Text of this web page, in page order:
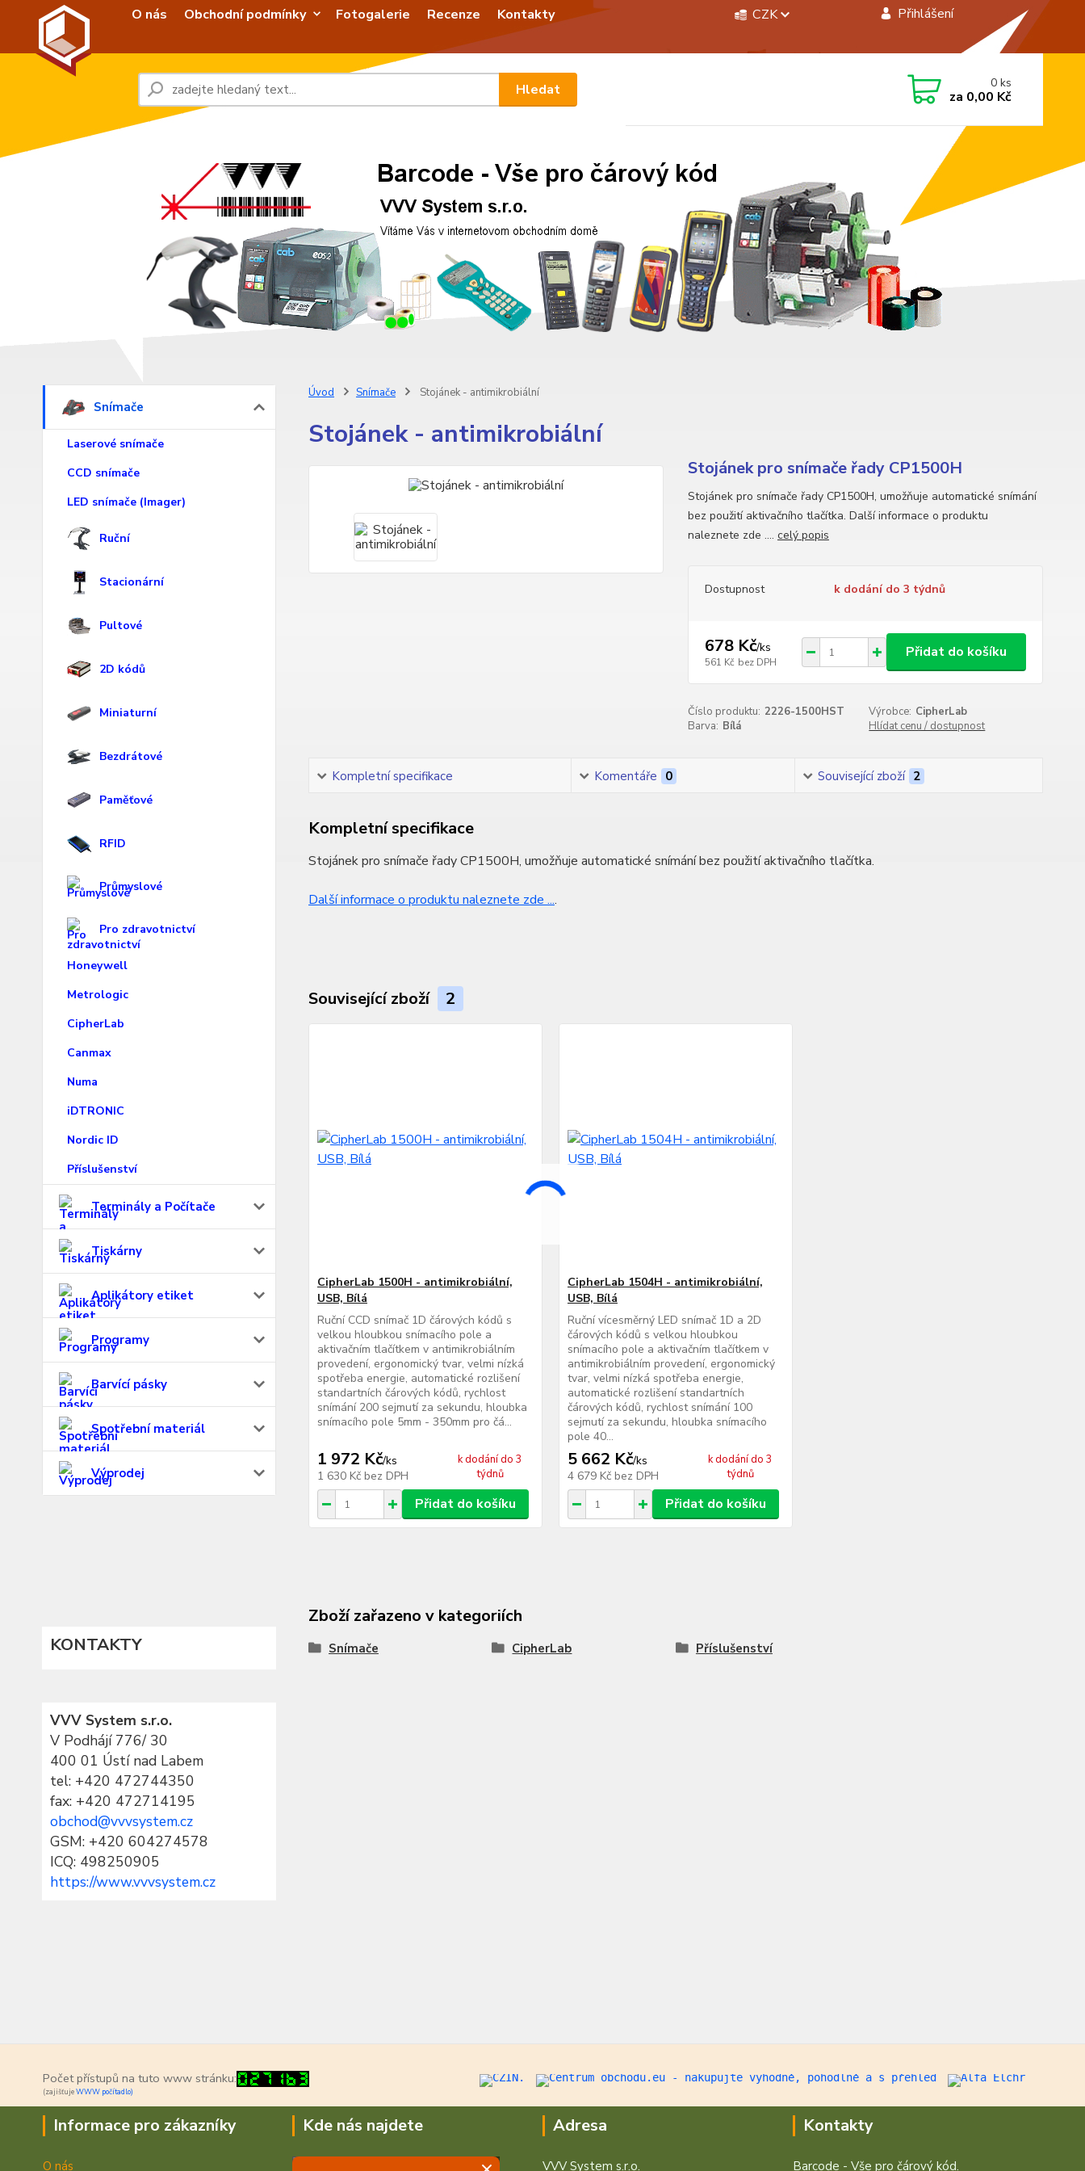
O nás Obchodní podmínky Fotogalerie Recenze Kontakty CZK Přihlášení
Hledat 0ks
za 0,00 Kč
Snímače
Laserové snímače
CCD snímače
LED snímače (Imager)
Ruční
Stacionární
Pultové
2D kódů
Miniaturní
Bezdrátové
Paměťové
RFID
Průmyslové
Pro zdravotnictví
Honeywell
Metrologic
CipherLab
Canmax
Numa
iDTRONIC
Nordic ID
Příslušenství
Terminály a Počítače
Tiskárny
Aplikátory etiket
Programy
Barvící pásky
Spotřební materiál
Výprodej
KONTAKTY
VVV System s.r.o.
V Podhájí 776/ 30
400 01 Ústí nad Labem
tel: +420 472744350
fax: +420 472714195
obchod@vvvsystem.cz
GSM: +420 604274578
ICQ: 498250905
https://www.vvvsystem.cz
Úvod Snímače Stojánek - antimikrobiální
Stojánek - antimikrobiální
Stojánek pro snímače řady CP1500H
Stojánek pro snímače řady CP1500H, umožňuje automatické snímání
bez použití aktivačního tlačítka. Další informace o produktu
naleznete zde .... celý popis
Dostupnost k dodání do 3 týdnů
678 Kč/ks
561 Kč bez DPH
Přidat do košíku
Číslo produktu: 2226-1500HST Výrobce: CipherLab
Barva: Bílá Hlídat cenu / dostupnost
Kompletní specifikace Komentáře 0 Související zboží 2
Kompletní specifikace
Stojánek pro snímače řady CP1500H, umožňuje automatické snímání bez použití aktivačního tlačítka.
Další informace o produktu naleznete zde ....
Související zboží 2
CipherLab 1500H - antimikrobiální,
USB, Bílá
Ruční CCD snímač 1D čárových kódů s
velkou hloubkou snímacího pole a
aktivačním tlačítkem v antimikrobiálním
provedení, ergonomický tvar, velmi nízká
spotřeba energie, automatické rozlišení
standartních čárových kódů, rychlost
snímání 200 sejmutí za sekundu, hloubka
snímacího pole 5mm - 350mm pro čá...
1 972 Kč/ks
1 630 Kč bez DPH
k dodání do 3
týdnů
Přidat do košíku
CipherLab 1504H - antimikrobiální,
USB, Bílá
Ruční vícesměrný LED snímač 1D a 2D
čárových kódů s velkou hloubkou
snímacího pole a aktivačním tlačítkem v
antimikrobiálním provedení, ergonomický
tvar, velmi nízká spotřeba energie,
automatické rozlišení standartních
čárových kódů, rychlost snímání 100
sejmutí za sekundu, hloubka snímacího
pole 40...
5 662 Kč/ks
4 679 Kč bez DPH
k dodání do 3
týdnů
Přidat do košíku
Zboží zařazeno v kategoriích
Snímače CipherLab Příslušenství
Počet přístupů na tuto www stránku:
(zajišťujeWWW počítadlo)
Informace pro zákazníky
O nás
Kde nás najdete Adresa
VVV System s.r.o.
Kontakty
Barcode - Vše pro čárový kód.